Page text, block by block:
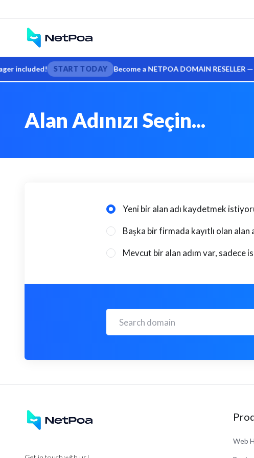
included! START TODAY Become a NETPOA DOMAIN RESELLER —
Alan Adınızı Seçin...
Yeni bir alan adı kaydetmek
Başka bir firmada kayıtlı olan
Mevcut bir alan adım var, sadece
Web